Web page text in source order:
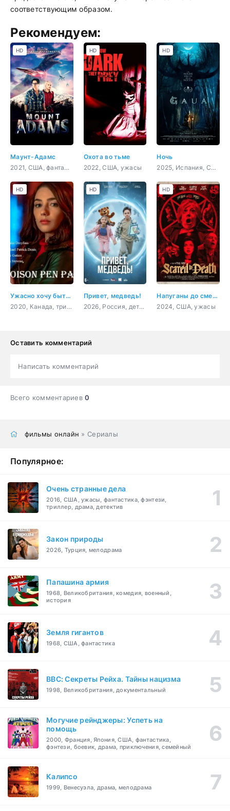
соответствующим образом.
Рекомендуем:
Маунт-Адамс
2021, США, фантастика, боевик, приключения
HD
Охота во тьме
2022, США, ужасы
HD
Ночь
2025, Испания, США, ужасы, фэнтези
HD
Ужасно хочу быть тобой
2020, Канада, триллер
HD
Привет, медведь!
2026, Россия, детский, семейный
HD
Напуганы до смерти
2024, США, ужасы
HD
Оставить комментарий
Написать комментарий
Всего комментариев0
фильмы онлайн » Сериалы
Популярное:
Очень странные дела
2016, США, ужасы, фантастика, фэнтези,
триллер, драма, детектив
Закон природы
2026, Турция, мелодрама
Папашина армия
1968, Великобритания, комедия, военный,
история
Земля гигантов
1968, США, фантастика
BBC: Секреты Рейха. Тайны нацизма
1998, Великобритания, документальный
Могучие рейнджеры: Успеть на
помощь
2000, Франция, Япония, США, фантастика,
фэнтези, боевик, драма, приключения, семейный
Калипсо
1999, Венесуэла, драма, мелодрама